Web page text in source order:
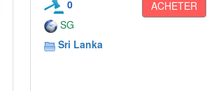
0
ACHETER
SG
Sri Lanka